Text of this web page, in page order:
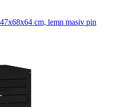
cm, lemn masiv pin